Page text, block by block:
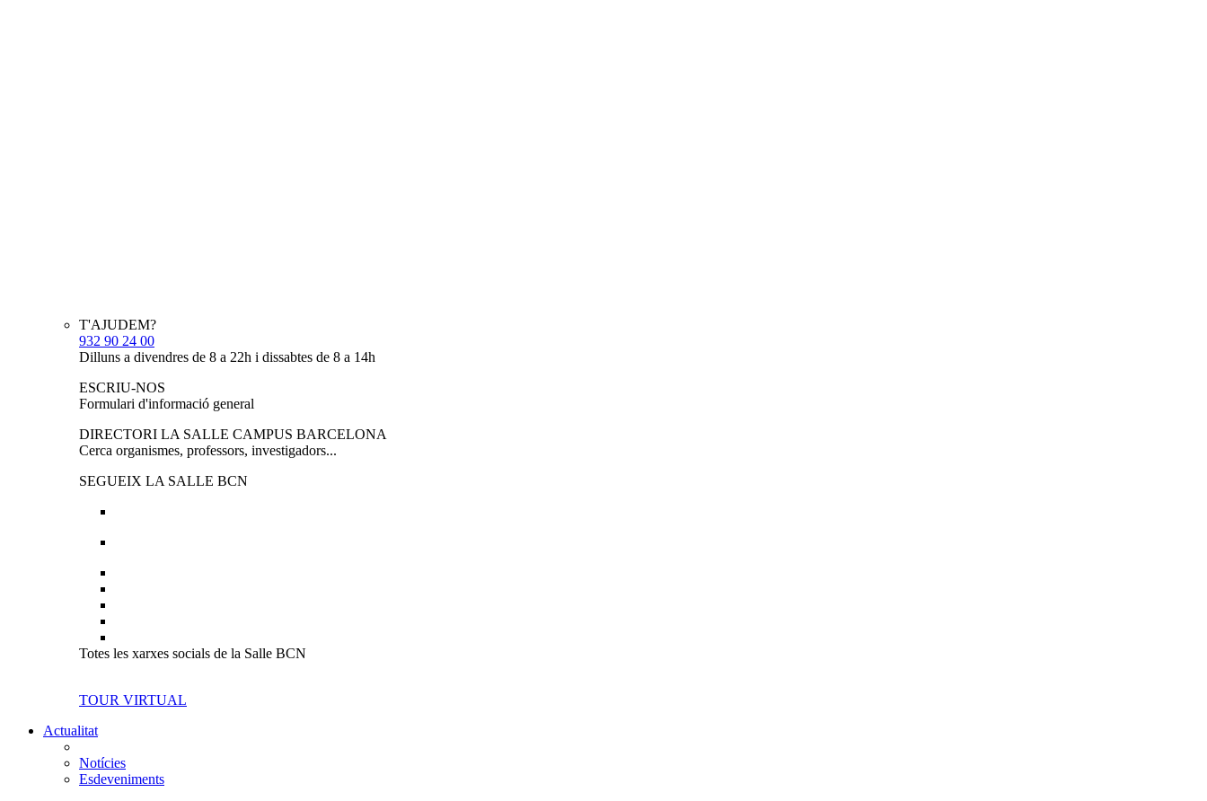
T'AJUDEM?
932 90 24 00
Dilluns a divendres de 8 a 22h i dissabtes de 8 a 14h
ESCRIU-NOS
Formulari d'informació general
DIRECTORI LA SALLE CAMPUS BARCELONA
Cerca organismes, professors, investigadors...
SEGUEIX LA SALLE BCN
Totes les xarxes socials de la Salle BCN
TOUR VIRTUAL
Actualitat
Notícies
Esdeveniments